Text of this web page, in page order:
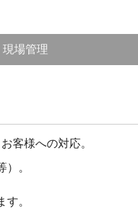
現場管理
客様への対応。
。
。